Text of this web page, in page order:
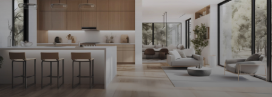
Estimer
&
Vendre
Biens
vendus